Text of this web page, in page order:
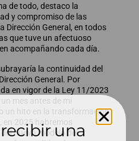
de todo, destaco la
y compromiso de las
Dirección General, en todos
que tuve un afectuoso
acompañando cada día.
la continuidad del
General. Por
en vigor de la Ley 11/2023
mes antes de mi
un hito en la transformación
en 2025 habremos
nuevo modelo del
una